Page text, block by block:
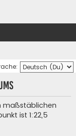
maßstäblichen
ist 1:22,5